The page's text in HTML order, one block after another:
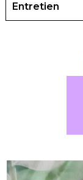
Entretien